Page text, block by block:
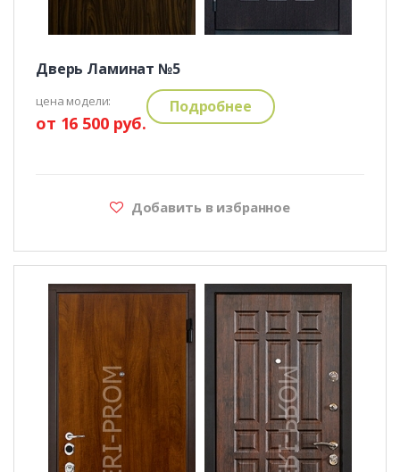
Дверь Ламинат №5
цена модели:
от 16 500 руб.
Подробнее
Добавить в избранное